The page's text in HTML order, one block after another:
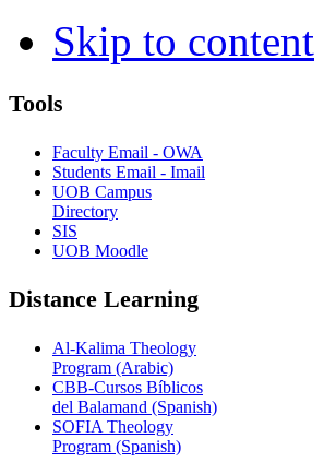
Skip to content
Tools
Faculty Email - OWA
Students Email - Imail
UOB Campus
Directory
SIS
UOB Moodle
Distance Learning
Al-Kalima Theology
Program (Arabic)
CBB-Cursos Bíblicos
del Balamand (Spanish)
SOFIA Theology
Program (Spanish)